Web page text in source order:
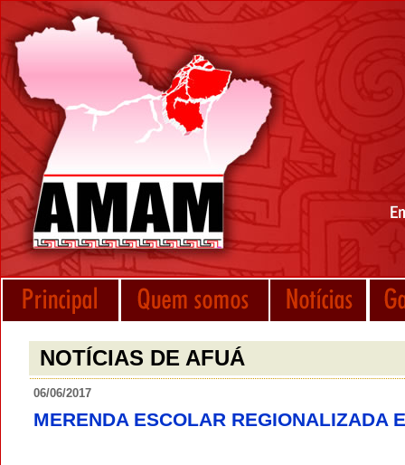
NOTÍCIAS DE AFUÁ
06/06/2017
MERENDA ESCOLAR REGIONALIZADA